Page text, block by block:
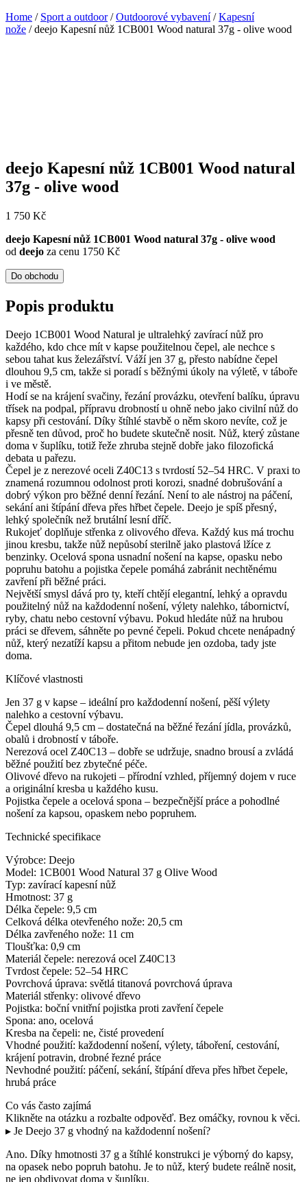
Home / Sport a outdoor/Outdoorové vybavení/Kapesní
nože / deejo Kapesní nůž 1CB001 Wood natural 37g - olive wood
deejo Kapesní nůž 1CB001 Wood natural
37g - olive wood
1 750 Kč
deejo Kapesní nůž 1CB001 Wood natural 37g - olive wood
od deejo za cenu 1750 Kč
Do obchodu
Popis produktu
Deejo 1CB001 Wood Natural je ultralehký zavírací nůž pro
každého, kdo chce mít v kapse použitelnou čepel, ale nechce s
sebou tahat kus železářství. Váží jen 37 g, přesto nabídne čepel
dlouhou 9,5 cm, takže si poradí s běžnými úkoly na výletě, v táboře
i ve městě.
Hodí se na krájení svačiny, řezání provázku, otevření balíku, úpravu
třísek na podpal, přípravu drobností u ohně nebo jako civilní nůž do
kapsy při cestování. Díky štíhlé stavbě o něm skoro nevíte, což je
přesně ten důvod, proč ho budete skutečně nosit. Nůž, který zůstane
doma v šuplíku, totiž řeže zhruba stejně dobře jako filozofická
debata u pařezu.
Čepel je z nerezové oceli Z40C13 s tvrdostí 52–54 HRC. V praxi to
znamená rozumnou odolnost proti korozi, snadné dobrušování a
dobrý výkon pro běžné denní řezání. Není to ale nástroj na páčení,
sekání ani štípání dřeva přes hřbet čepele. Deejo je spíš přesný,
lehký společník než brutální lesní dříč.
Rukojeť doplňuje střenka z olivového dřeva. Každý kus má trochu
jinou kresbu, takže nůž nepůsobí sterilně jako plastová lžíce z
benzinky. Ocelová spona usnadní nošení na kapse, opasku nebo
popruhu batohu a pojistka čepele pomáhá zabránit nechtěnému
zavření při běžné práci.
Největší smysl dává pro ty, kteří chtějí elegantní, lehký a opravdu
použitelný nůž na každodenní nošení, výlety nalehko, tábornictví,
ryby, chatu nebo cestovní výbavu. Pokud hledáte nůž na hrubou
práci se dřevem, sáhněte po pevné čepeli. Pokud chcete nenápadný
nůž, který nezatíží kapsu a přitom nebude jen ozdoba, tady jste
doma.
Klíčové vlastnosti
Jen 37 g v kapse – ideální pro každodenní nošení, pěší výlety
nalehko a cestovní výbavu.
Čepel dlouhá 9,5 cm – dostatečná na běžné řezání jídla, provázků,
obalů i drobností v táboře.
Nerezová ocel Z40C13 – dobře se udržuje, snadno brousí a zvládá
běžné použití bez zbytečné péče.
Olivové dřevo na rukojeti – přírodní vzhled, příjemný dojem v ruce
a originální kresba u každého kusu.
Pojistka čepele a ocelová spona – bezpečnější práce a pohodlné
nošení za kapsou, opaskem nebo popruhem.
Technické specifikace
Výrobce: Deejo
Model: 1CB001 Wood Natural 37 g Olive Wood
Typ: zavírací kapesní nůž
Hmotnost: 37 g
Délka čepele: 9,5 cm
Celková délka otevřeného nože: 20,5 cm
Délka zavřeného nože: 11 cm
Tloušťka: 0,9 cm
Materiál čepele: nerezová ocel Z40C13
Tvrdost čepele: 52–54 HRC
Povrchová úprava: světlá titanová povrchová úprava
Materiál střenky: olivové dřevo
Pojistka: boční vnitřní pojistka proti zavření čepele
Spona: ano, ocelová
Kresba na čepeli: ne, čisté provedení
Vhodné použití: každodenní nošení, výlety, táboření, cestování,
krájení potravin, drobné řezné práce
Nevhodné použití: páčení, sekání, štípání dřeva přes hřbet čepele,
hrubá práce
Co vás často zajímá
Klikněte na otázku a rozbalte odpověď. Bez omáčky, rovnou k věci.
▸ Je Deejo 37 g vhodný na každodenní nošení?
Ano. Díky hmotnosti 37 g a štíhlé konstrukci je výborný do kapsy,
na opasek nebo popruh batohu. Je to nůž, který budete reálně nosit,
ne jen obdivovat doma v šuplíku.